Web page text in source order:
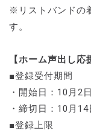
※リストバンドの
す。
【ホーム声出し応
■登録受付期間
・開始日：10月2
・締切日：10月
■登録上限